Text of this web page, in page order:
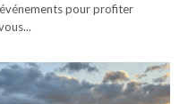
pour profiter